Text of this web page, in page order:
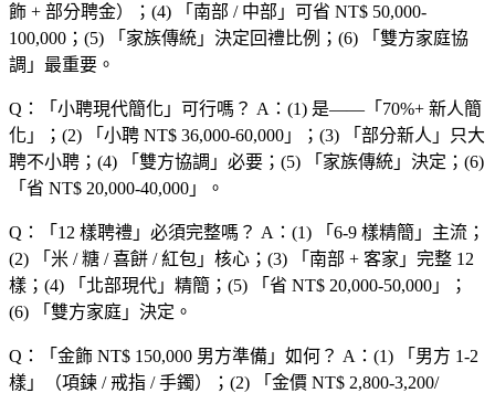
飾 + 部分聘金）；(4) 「 南部 / 中部 」可省 NT$ 50,000-
100,000；(5) 「 家族傳統 」決定回禮比例；(6) 「 雙方家庭協
調 」最重要。
Q：「 小聘現代簡化 」可行嗎？ A：(1) 是——「 70%+ 新人簡
化 」；(2) 「 小聘 NT$ 36,000-60,000 」；(3) 「 部分新人 」只大
聘不小聘；(4) 「 雙方協調 」必要；(5) 「 家族傳統 」決定；(6)
「 省 NT$ 20,000-40,000 」。
Q：「 12 樣聘禮 」必須完整嗎？ A：(1) 「 6-9 樣精簡 」主流；
(2) 「 米 / 糖 / 喜餅 / 紅包 」核心；(3) 「 南部 + 客家 」完整 12
樣；(4) 「 北部現代 」精簡；(5) 「 省 NT$ 20,000-50,000 」；
(6) 「 雙方家庭 」決定。
Q：「 金飾 NT$ 150,000 男方準備 」如何？ A：(1) 「 男方 1-2
樣 」（項鍊 / 戒指 / 手鐲）；(2) 「 金價 NT$ 2,800-3,200/